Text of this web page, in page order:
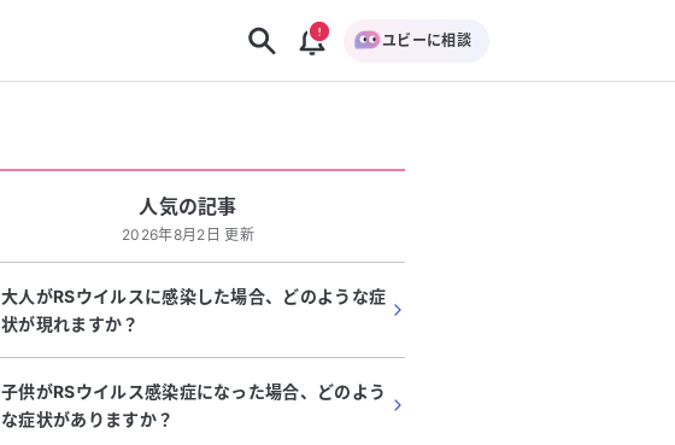
ユビーに相談
人気の記事
2026年8月2日 更新
大人がRSウイルスに感染した場合、どのような症
状が現れますか？
子供がRSウイルス感染症になった場合、どのよう
な症状がありますか？